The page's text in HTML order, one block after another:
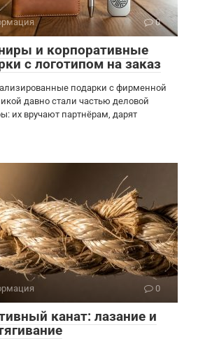
0
и корпоративные
с логотипом на заказ
подарки с фирменной
давно стали частью деловой
их вручают партнёрам, дарят
0
канат: лазание и